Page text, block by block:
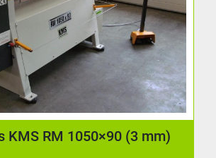
KMS RM 1050×90 (3 mm)